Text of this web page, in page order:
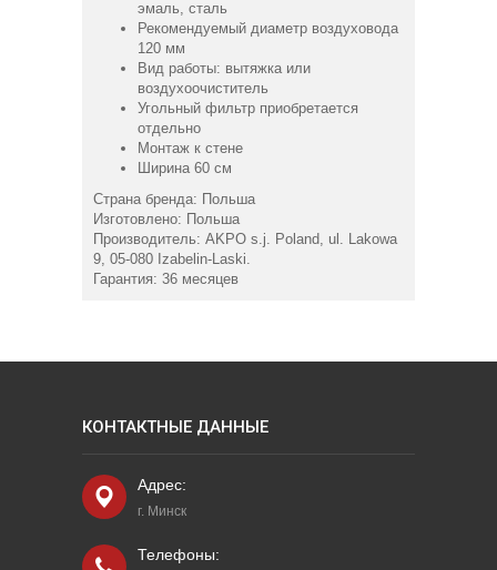
эмаль, сталь
Рекомендуемый диаметр воздуховода
120 мм
Вид работы: вытяжка или
воздухоочиститель
Угольный фильтр приобретается
отдельно
Монтаж к стене
Ширина 60 см
Страна бренда: Польша
Изготовлено: Польша
Производитель: AKPO s.j. Poland, ul. Lakowa
9, 05-080 Izabelin-Laski.
Гарантия: 36 месяцев
КОНТАКТНЫЕ ДАННЫЕ
Адрес:
г. Минск
Телефоны: